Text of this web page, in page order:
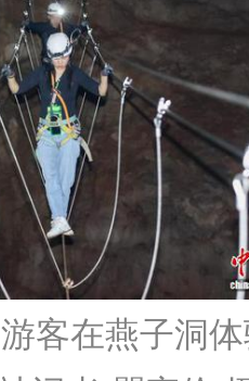
客在燕子洞